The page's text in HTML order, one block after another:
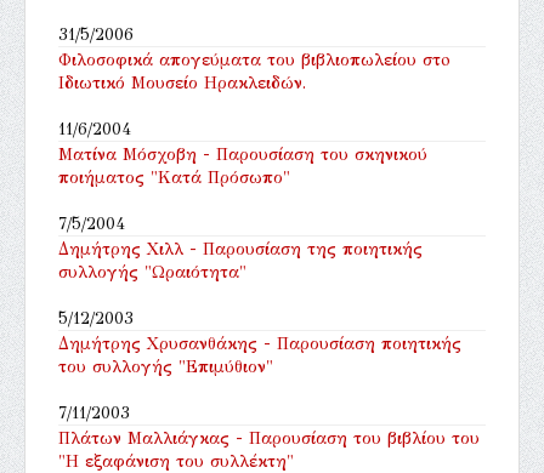
31/5/2006
Φιλοσοφικά απογεύματα του βιβλιοπωλείου στo
Ιδιωτικό Μουσείο Ηρακλειδών.
11/6/2004
Ματίνα Μόσχοβη - Παρουσίαση του σκηνικού
ποιήματος "Κατά Πρόσωπο"
7/5/2004
Δημήτρης Χιλλ - Παρουσίαση της ποιητικής
συλλογής "Ωραιότητα"
5/12/2003
Δημήτρης Χρυσανθάκης - Παρουσίαση ποιητικής
του συλλογής "Επιμύθιον"
7/11/2003
Πλάτων Μαλλιάγκας - Παρουσίαση του βιβλίου του
"Η εξαφάνιση του συλλέκτη"